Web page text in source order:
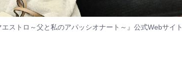
ストロ～父と私のアパッシオナート～』 公式Webサイト